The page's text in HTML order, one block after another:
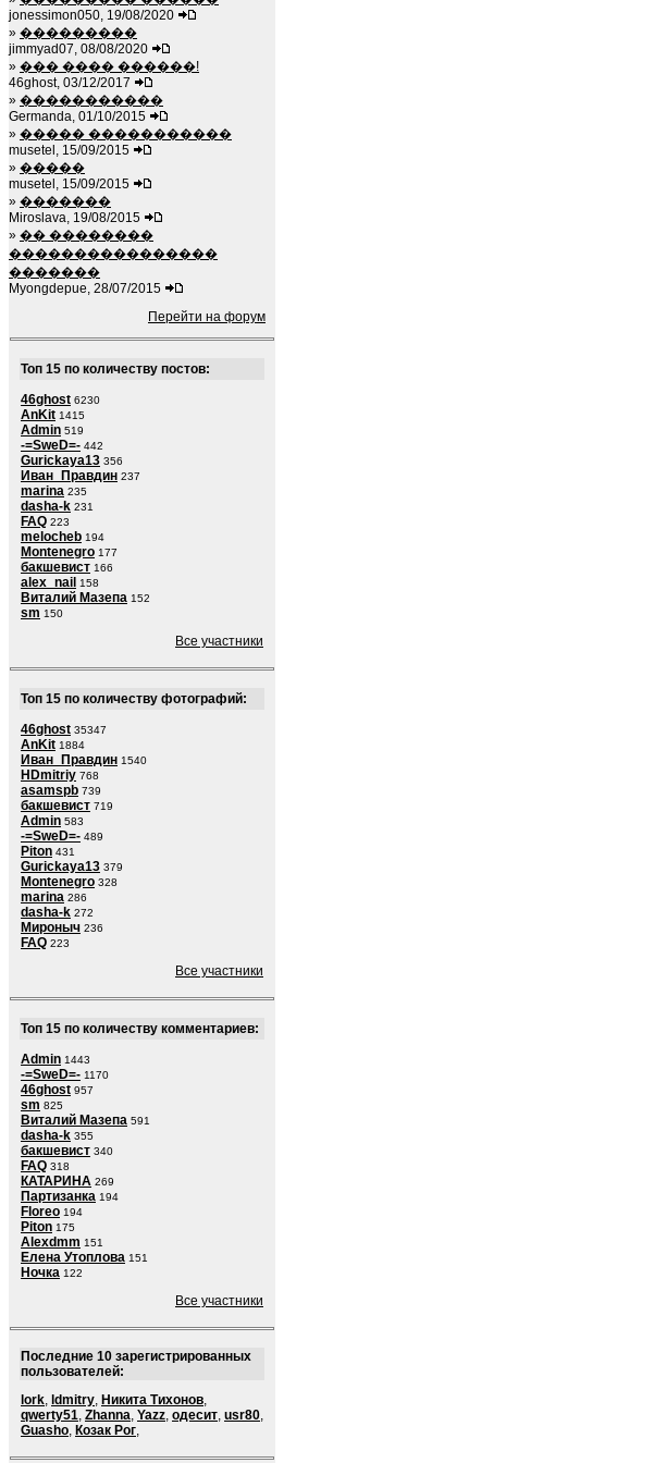
jonessimon050, 19/08/2020
» ���������
jimmyad07, 08/08/2020
» ��� ���� ������!
46ghost, 03/12/2017
» �����������
Germanda, 01/10/2015
» ����� �����������
musetel, 15/09/2015
» �����
musetel, 15/09/2015
» �������
Miroslava, 19/08/2015
» �� ��������
����������������
�������
Myongdepue, 28/07/2015
Перейти на форум
Топ 15 по количеству постов:
46ghost 6230
AnKit 1415
Admin 519
-=SweD=- 442
Gurickaya13 356
Иван_Правдин 237
marina 235
dasha-k 231
FAQ 223
melocheb 194
Montenegro 177
бакшевист 166
alex_nail 158
Виталий Мазепа 152
sm 150
Все участники
Топ 15 по количеству фотографий:
46ghost 35347
AnKit 1884
Иван_Правдин 1540
HDmitriy 768
asamspb 739
бакшевист 719
Admin 583
-=SweD=- 489
Piton 431
Gurickaya13 379
Montenegro 328
marina 286
dasha-k 272
Мироныч 236
FAQ 223
Все участники
Топ 15 по количеству комментариев:
Admin 1443
-=SweD=- 1170
46ghost 957
sm 825
Виталий Мазепа 591
dasha-k 355
бакшевист 340
FAQ 318
КАТАРИНА 269
Партизанка 194
Floreo 194
Piton 175
Alexdmm 151
Елена Утоплова 151
Ночка 122
Все участники
Последние 10 зарегистрированных
пользователей:
lork, ldmitry, Никита Тихонов,
qwerty51, Zhanna, Yazz, одесит, usr80,
Guasho, Козак Рог,